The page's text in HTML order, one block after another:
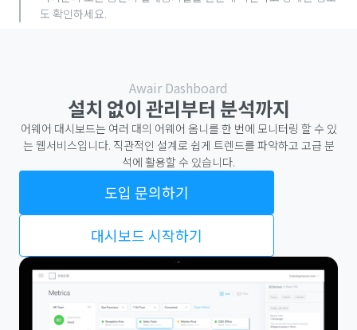
도 확인하세요.
Awair Dashboard
설치 없이 관리부터 분석까지
어웨어 대시보드는 여러 대의 어웨어 옴니를 한 번에 모니터링 할 수 있
는 웹서비스입니다. 직관적인 설계로 쉽게 트렌드를 파악하고 고급 분
석에 활용할 수 있습니다.
도입 문의하기
대시보드 시작하기